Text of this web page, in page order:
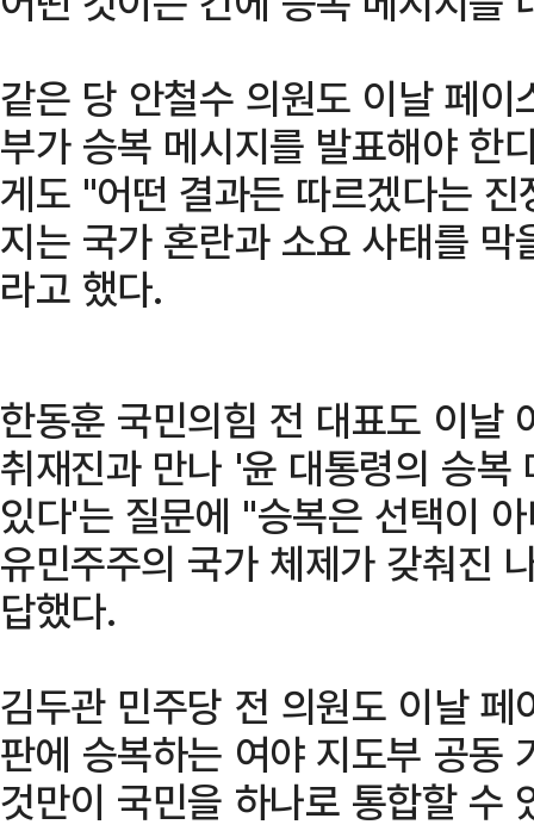
같은 당 안철수 의원도 이날 페
부가 승복 메시지를 발표해야 한
게도 "어떤 결과든 따르겠다는
지는 국가 혼란과 소요 사태를
라고 했다.
한동훈 국민의힘 전 대표도 이날
취재진과 만나 '윤 대통령의 승복
있다'는 질문에 "승복은 선택이
유민주주의 국가 체제가 갖춰진
답했다.
김두관 민주당 전 의원도 이날
판에 승복하는 여야 지도부 공동
것만이 국민을 하나로 통합할 수